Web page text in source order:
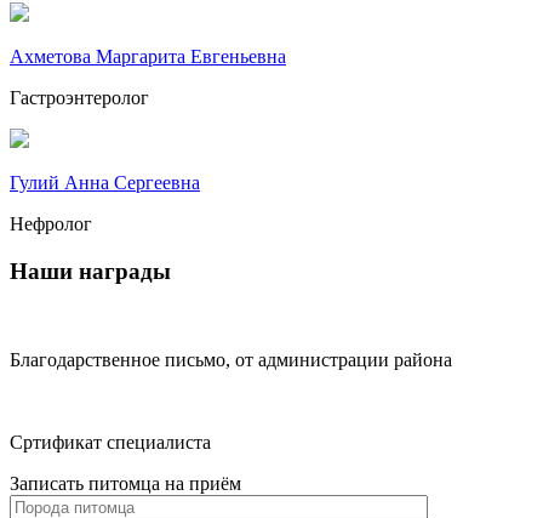
Ахметова Маргарита Евгеньевна
Гастроэнтеролог
Гулий Анна Сергеевна
Нефролог
Наши награды
Благодарственное письмо, от администрации района
Сртификат специалиста
Записать питомца на приём